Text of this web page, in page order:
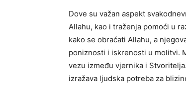
Dove su važan aspekt
Allahu, kao i traženja pomoći u
kako se obraćati Allahu, a
poniznosti i iskrenosti u molitvi.
vezu između vjernika i
izražava ljudska potreba za